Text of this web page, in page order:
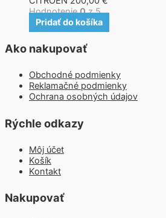
Hodnotenie0z 5
Pridať do košíka
Ako nakupovať
Obchodné podmienky
Reklamačné podmienky
Ochrana osobných údajov
Rýchle odkazy
Môj účet
Košík
Kontakt
Nakupovať